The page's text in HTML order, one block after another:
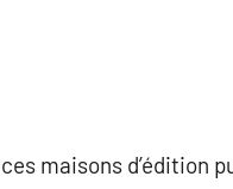
maisons d’édition